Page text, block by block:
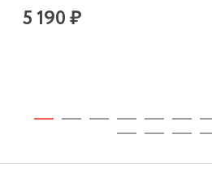
5 190 ₽